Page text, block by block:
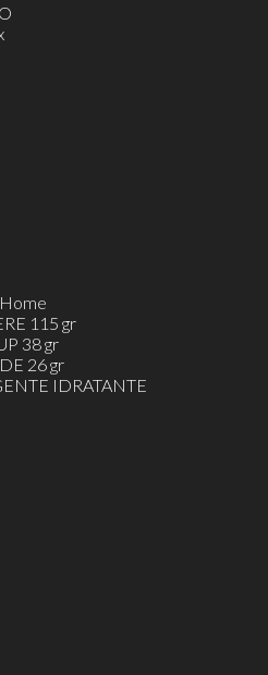
115 gr
38 gr
26 gr
IDRATANTE